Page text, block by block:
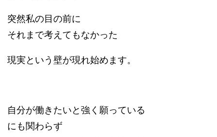
突然私の目の前に
それまで考えてもなかった
現実という壁が現れ始めます。
自分が働きたいと強く願っている
にも関わらず